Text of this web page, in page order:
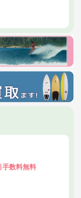
手数料無料